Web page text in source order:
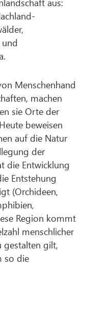
und
Menschenhand
machen
sie Orte der
beweisen
auf die Natur
der
die Entwicklung
Entstehung
(Orchideen,
Region kommt
menschlicher
gestalten gilt,
so die